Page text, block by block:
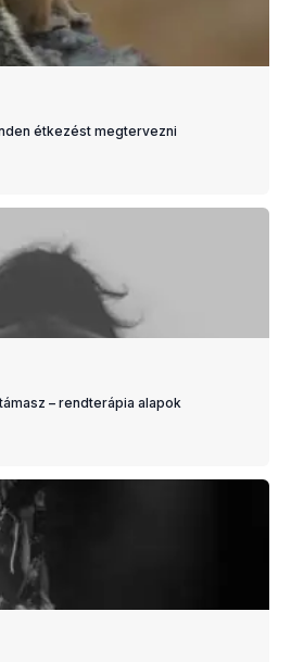
étkezést megtervezni
– rendterápia alapok